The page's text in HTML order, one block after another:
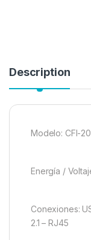
Description
Modelo: CFI-
Energía /
Conexiones:
2.1 – RJ45